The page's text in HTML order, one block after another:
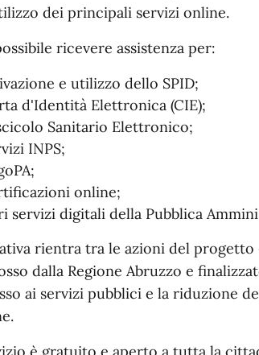
dei principali servizi online.
ricevere assistenza per:
e utilizzo dello SPID;
d'Identità Elettronica (CIE);
Sanitario Elettronico;
INPS;
online;
servizi digitali della Pubblica
rientra tra le azioni del progetto
dalla Regione Abruzzo e
ai servizi pubblici e la riduzione